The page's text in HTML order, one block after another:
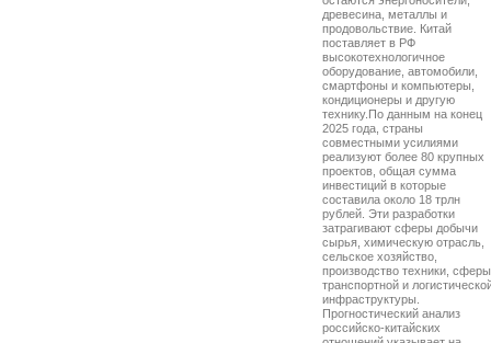
древесина, металлы и
продовольствие. Китай
поставляет в РФ
высокотехнологичное
оборудование, автомобили,
смартфоны и компьютеры,
кондиционеры и другую
технику.По данным на конец
2025 года, страны
совместными усилиями
реализуют более 80 крупных
проектов, общая сумма
инвестиций в которые
составила около 18 трлн
рублей. Эти разработки
затрагивают сферы добычи
сырья, химическую отрасль,
сельское хозяйство,
производство техники, сферы
транспортной и
инфраструктуры.
Прогностический анализ
российско-китайских